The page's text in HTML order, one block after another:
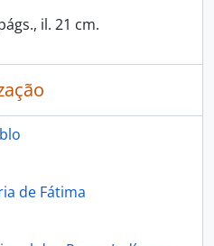
il. 21 cm.
de Fátima